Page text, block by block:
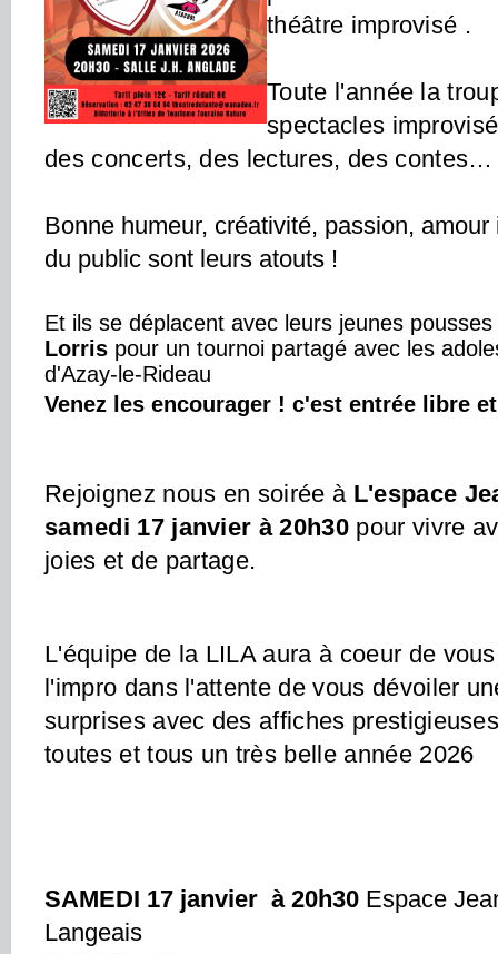
théâtre improvisé .
Toute l'année la
spectacles
des concerts, des lectures, des
Bonne humeur, créativité, passion,
du public sont leurs atouts !
Et ils se déplacent avec leurs jeunes
Lorris pour un tournoi partagé avec les
d'Azay-le-Rideau
Venez les encourager ! c'est entrée libre
Rejoignez nous en soirée àL'espace
samedi 17 janvier à 20h30 pour vivre
joies et de partage.
L'équipe de la LILA aura à coeur de
l'impro dans l'attente de vous dévoiler
surprises avec des affiches
toutes et tous un très belle année 2026
SAMEDI 17 janvier à 20h30 Espace
Langeais